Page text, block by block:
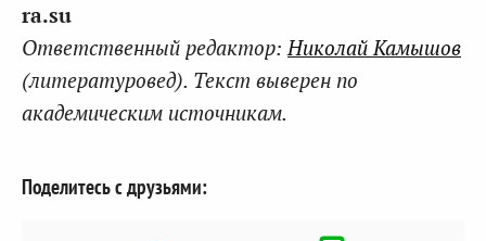
ra.su
Ответственный редактор:Николай Камышов
(литературовед). Текст выверен по
академическим источникам.
Поделитесь с друзьями: